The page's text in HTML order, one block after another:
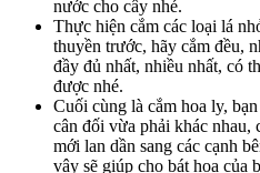
nước cho cây nhé.
Thực hiện cắm các loại lá
thuyền trước, hãy cắm đều,
đầy đủ nhất, nhiều nhất, có
được nhé.
Cuối cùng là cắm hoa ly,
cân đối vừa phải khác nhau,
mới lan dần sang các cạnh
vậy sẽ giúp cho bát hoa của